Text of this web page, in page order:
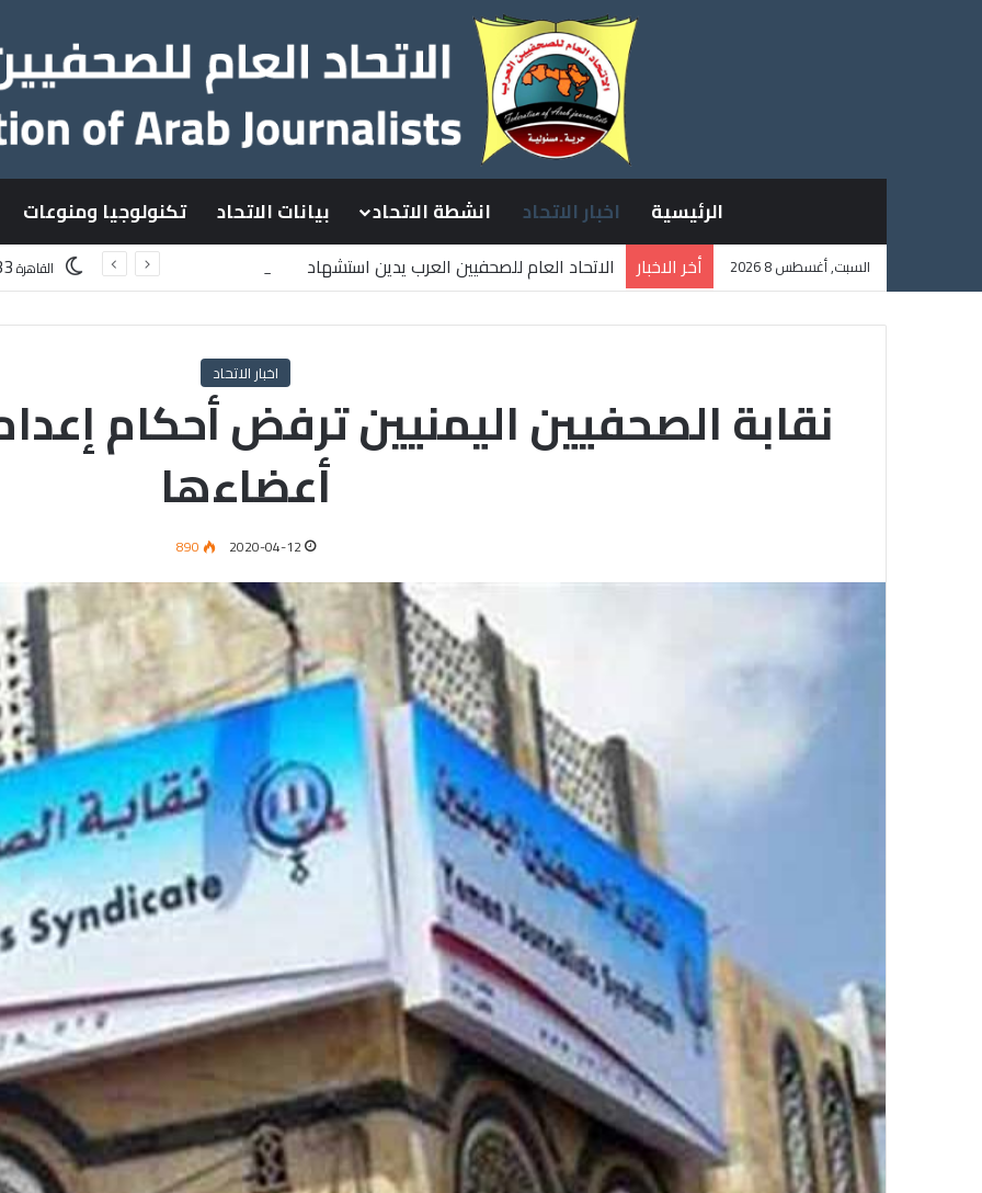
الرئيسية اخبار الاتحاد انشطة الاتحاد بيانات الاتحاد تكنولوجيا ومنوعات
السبت, أغسطس 8 2026 أخر الاخبار
الاتحاد العام للصحفيين العرب يدين استشهاد
القاهرة
اخبار الاتحاد
أعضاءها
2020-04-12
890